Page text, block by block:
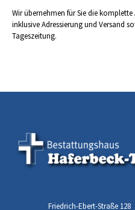
Wir übernehmen für Sie die
inklusive Adressierung und Versand
Tageszeitung.
Friedrich-Ebert-Straße 128